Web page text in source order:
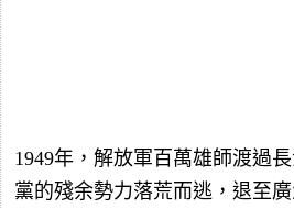
1949年，解放軍百萬雄師渡過
黨的殘余勢力落荒而逃，退至廣